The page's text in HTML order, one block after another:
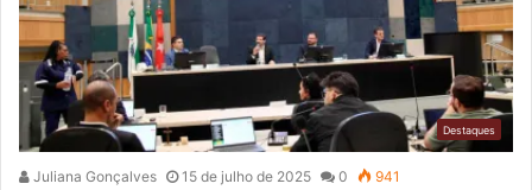
Destaques
Juliana Gonçalves 15 de julho de 2025 0 941